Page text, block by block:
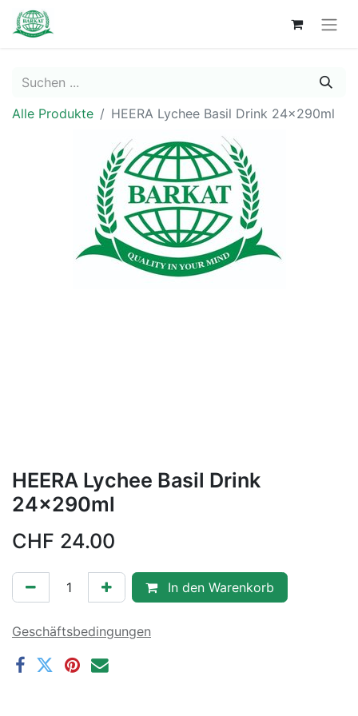
Alle Produkte HEERA Lychee Basil Drink 24x290ml
HEERA Lychee Basil Drink
24x290ml
CHF 24.00
In den Warenkorb
Geschäftsbedingungen